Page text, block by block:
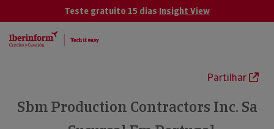
Teste gratuito 15 dias Insight View
Partilhar
Sbm Production Contractors Inc. Sa